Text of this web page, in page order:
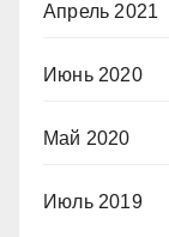
Апрель 2021
Июнь 2020
Май 2020
Июль 2019